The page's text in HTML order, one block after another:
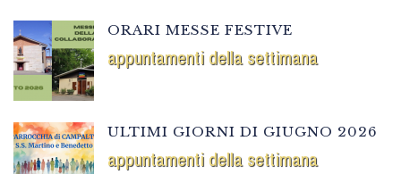
ORARI MESSE FESTIVE
appuntamenti della settimana
ULTIMI GIORNI DI GIUGNO 2026
appuntamenti della settimana